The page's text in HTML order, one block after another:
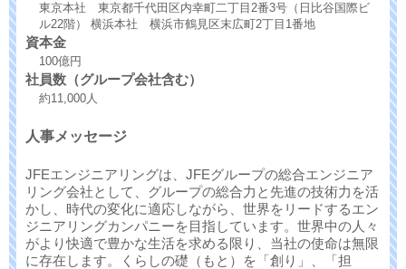
東京本社 東京都千代田区内幸町二丁目2番3号（日比谷国際ビ
ル22階） 横浜本社 横浜市鶴見区末広町2丁目1番地
資本金
100億円
社員数（グループ会社含む）
約11,000人
人事メッセージ
JFEエンジニアリングは、JFEグループの総合エンジニア
リング会社として、グループの総合力と先進の技術力を活
かし、時代の変化に適応しながら、世界をリードするエン
ジニアリングカンパニーを目指しています。世界中の人々
がより快適で豊かな生活を求める限り、当社の使命は無限
に存在します。くらしの礎（もと）を「創り」、「担